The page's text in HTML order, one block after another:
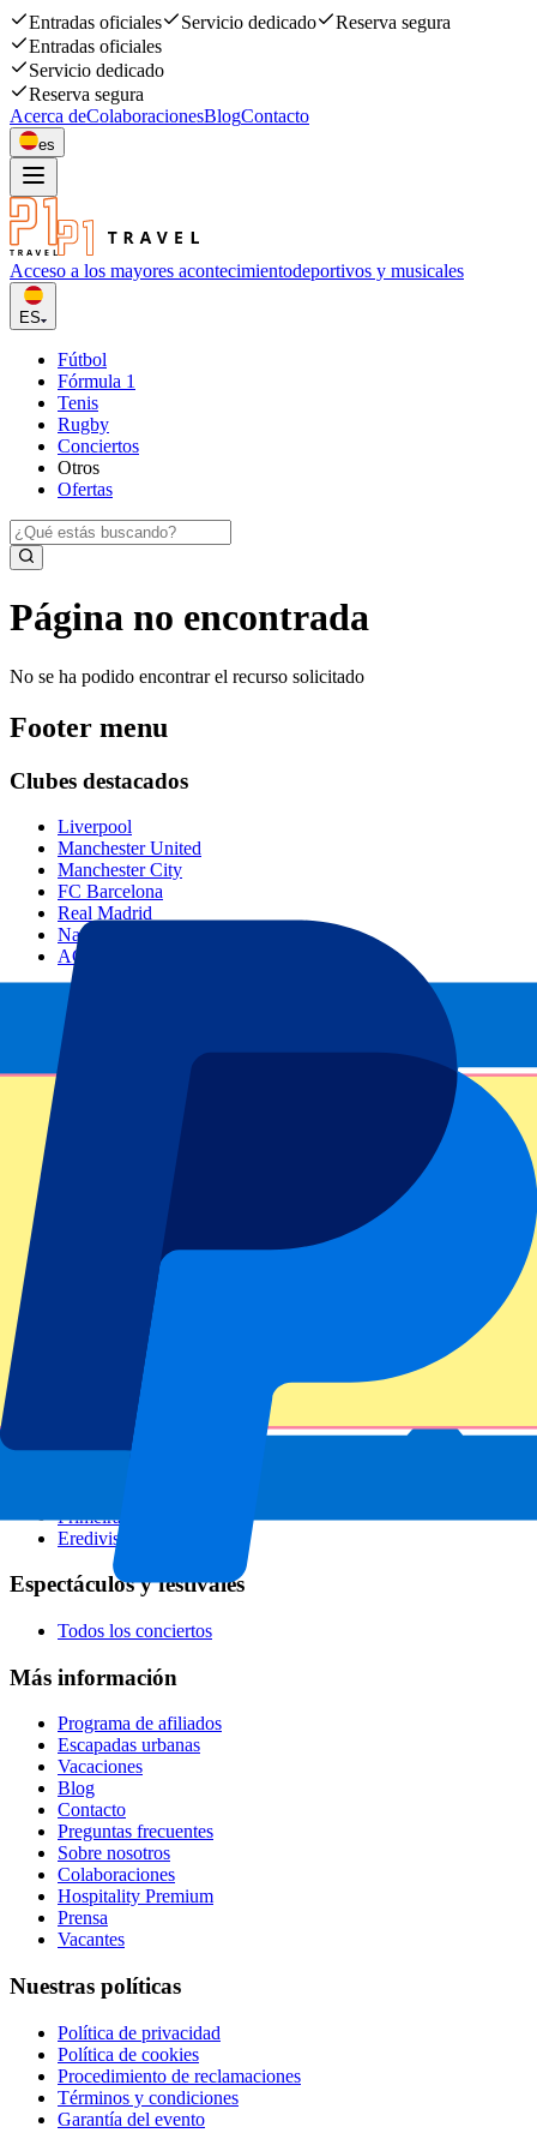
Entradas oficiales Servicio dedicado
Reserva segura
Entradas oficiales
Servicio dedicado
Reserva segura
Acerca deColaboracionesBlogContacto
es
Acceso a los mayores acontecimientodeportivos y musicales
ES
Fútbol
Fórmula 1
Tenis
Rugby
Conciertos
Otros
Ofertas
Página no encontrada
No se ha podido encontrar el recurso solicitado
Footer menu
Clubes destacados
Liverpool
Manchester United
Manchester City
FC Barcelona
Real Madrid
Napoli
AC Milan
Eventos populares
GP España
GP Países Bajos
Todos los deportes
Ligas de fútbol
Champions League
Premier League
Serie A
Primeira Liga
Eredivisie
Espectáculos y festivales
Todos los conciertos
Más información
Programa de afiliados
Escapadas urbanas
Vacaciones
Blog
Contacto
Preguntas frecuentes
Sobre nosotros
Colaboraciones
Hospitality Premium
Prensa
Vacantes
Nuestras políticas
Política de privacidad
Política de cookies
Procedimiento de reclamaciones
Términos y condiciones
Garantía del evento